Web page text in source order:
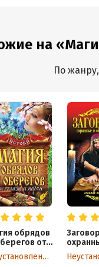
на
По
обрядов
от
и порчиНеустановленный автор